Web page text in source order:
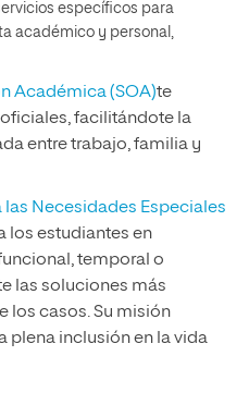
específicos para
académico y personal,
Académica (SOA)te
facilitándote la
entre trabajo, familia y
Necesidades Especiales
los estudiantes en
temporal o
las soluciones más
los casos. Su misión
plena inclusión en la vida